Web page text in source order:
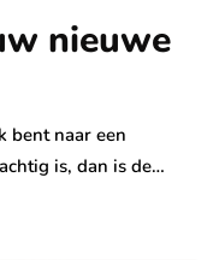
nieuwe
bent naar een
is, dan is de…